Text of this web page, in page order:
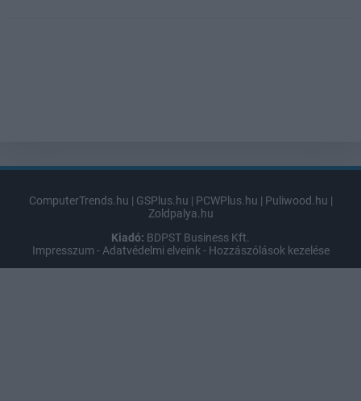
ComputerTrends.hu | GSPlus.hu | PCWPlus.hu | Puliwood.hu |
Zoldpalya.hu
Kiadó: BDPST Business Kft.
Impresszum - Adatvédelmi elveink - Hozzászólások kezelése